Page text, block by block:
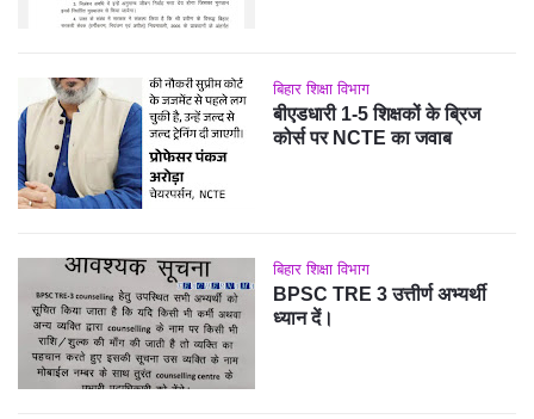
बिहार शिक्षा विभाग
बीएडधारी 1-5 शिक्षकों के ब्रिज
कोर्स पर NCTE का जवाब
बिहार शिक्षा विभाग
BPSC TRE 3 उत्तीर्ण अभ्यर्थी
ध्यान दें।